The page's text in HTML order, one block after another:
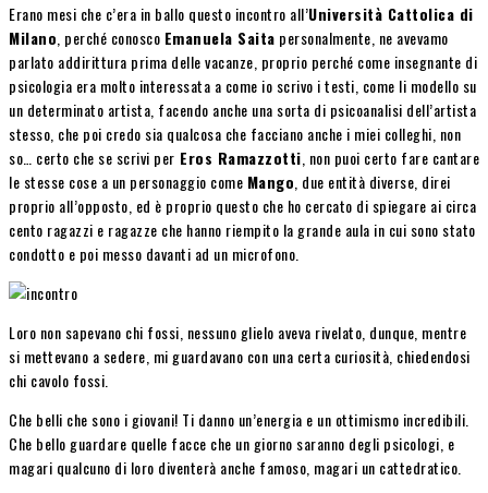
Erano mesi che c’era in ballo questo incontro all’Università Cattolica di
Milano , perché conosco Emanuela Saita personalmente, ne avevamo
parlato addirittura prima delle vacanze, proprio perché come insegnante di
psicologia era molto interessata a come io scrivo i testi, come li modello su
un determinato artista, facendo anche una sorta di psicoanalisi dell’artista
stesso, che poi credo sia qualcosa che facciano anche i miei colleghi, non
so… certo che se scrivi per Eros Ramazzotti , non puoi certo fare cantare
le stesse cose a un personaggio come Mango , due entità diverse, direi
proprio all’opposto, ed è proprio questo che ho cercato di spiegare ai circa
cento ragazzi e ragazze che hanno riempito la grande aula in cui sono stato
condotto e poi messo davanti ad un microfono.
Loro non sapevano chi fossi, nessuno glielo aveva rivelato, dunque, mentre
si mettevano a sedere, mi guardavano con una certa curiosità, chiedendosi
chi cavolo fossi.
Che belli che sono i giovani! Ti danno un’energia e un ottimismo incredibili.
Che bello guardare quelle facce che un giorno saranno degli psicologi, e
magari qualcuno di loro diventerà anche famoso, magari un cattedratico.